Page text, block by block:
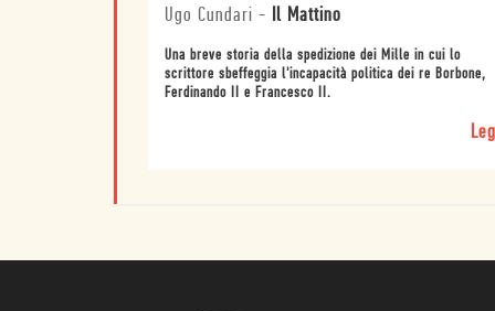
Ugo Cundari - Il Mattino
Una breve storia della spedizione dei Mille in cui lo
scrittore sbeffeggia l'incapacità politica dei re Borbone,
Ferdinando II e Francesco II.